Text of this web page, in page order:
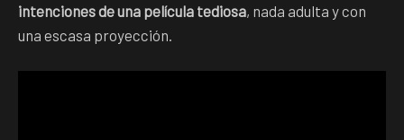
intenciones de una película tediosa, nada adulta y con
una escasa proyección.